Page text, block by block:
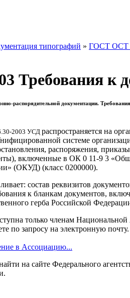
типографий » ГОСТ ОСТ
Требования к
распорядительной документации.
2003 УСД распространяется на
системе
распоряжения,
включенные в ОК 0 11-9 3
(ОКУД) (класс 0200000).
состав реквизитов
к бланкам документов,
герба Российской
только членам
по запросу на электронную почту.
в Ассоциацию...
на сайте Федерального